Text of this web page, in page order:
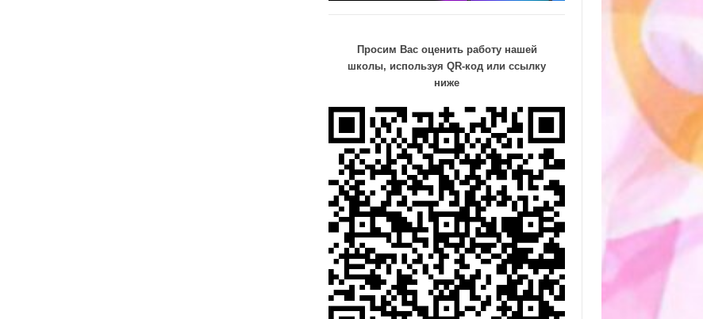
Просим Вас оценить работу нашей
школы, используя QR-код или ссылку
ниже